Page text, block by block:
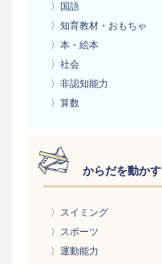
〉国語
〉知育教材・おもちゃ
〉本・絵本
〉社会
〉非認知能力
〉算数
からだを動かす
〉スイミング
〉スポーツ
〉運動能力